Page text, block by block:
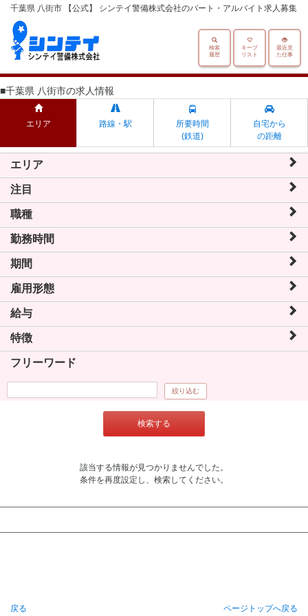
千葉県 八街市 【公式】 シンテイ警備株式会社のパート・アルバイト求人募集
最近見
た仕事
キープ
リスト
検索
履歴
■千葉県 八街市の求人情報
エリア 路線・駅
所要時間
(鉄道)
自宅から
の距離
エリア
注目
職種
勤務時間
期間
雇用形態
給与
特徴
フリーワード
絞り込む
検索する
該当する情報が見つかりませんでした。
条件を再度設定し、検索してください。
戻る ページトップへ戻る